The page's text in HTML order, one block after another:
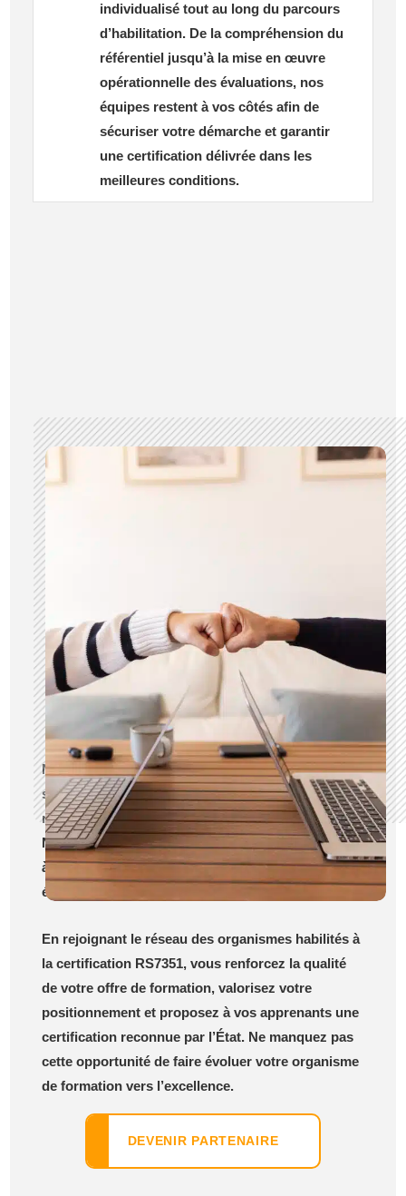
individualisé tout au long du parcours
d’habilitation. De la compréhension du
référentiel jusqu’à la mise en œuvre
opérationnelle des évaluations, nos
équipes restent à vos côtés afin de
sécuriser votre démarche et garantir
une certification délivrée dans les
meilleures conditions.
N’hésitez pas à nous contacter pour en savoir plus
sur les critères d’éligibilité et les démarches
nécessaires pour devenir organisme habilité.
Notre équipe est à votre disposition pour répondre
à vos questions et vous accompagner à chaque
étape du processus.
En rejoignant le réseau des organismes habilités à
la certification RS7351, vous renforcez la qualité
de votre offre de formation, valorisez votre
positionnement et proposez à vos apprenants une
certification reconnue par l’État. Ne manquez pas
cette opportunité de faire évoluer votre organisme
de formation vers l’excellence.
DEVENIR PARTENAIRE